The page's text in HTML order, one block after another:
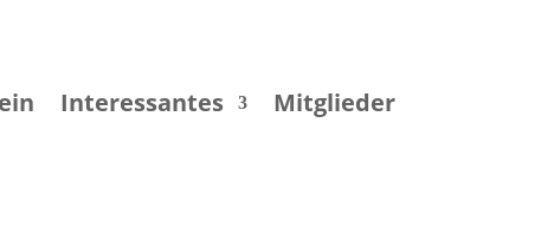
Interessantes Mitglieder